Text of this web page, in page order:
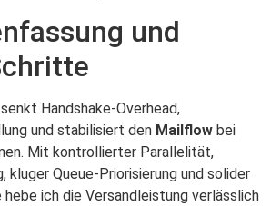
und
Handshake-Overhead,
und stabilisiert den Mailflow bei
Mit kontrollierter Parallelität,
kluger Queue-Priorisierung und solider
ich die Versandleistung verlässlich